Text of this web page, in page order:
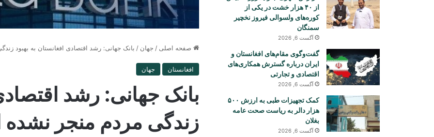
صفحه اصلی / جهان / بانک جهانی: رشد اقتصادی افغانستان به بهبود
افغانستان جهان
بانک جهانی: رشد
زندگی مردم منجر
از ۴۰ هزار خشت در یکی از
کوره‌های ولسوالی فیروز نخچیر
سمنگان
آگست 6, 2026
گفت‌وگوی مقام‌های افغانستان و
ایران درباره گسترش همکاری‌های
اقتصادی و تجارتی
آگست 6, 2026
کمک تجهیزات طبی به ارزش ۵۰۰
هزار دالر به ریاست صحت عامه
بغلان
آگست 6, 2026